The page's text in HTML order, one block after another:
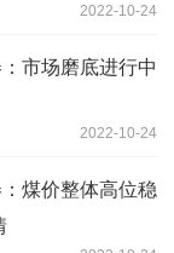
2022-10-24
市场磨底进行中
2022-10-24
煤价整体高位稳